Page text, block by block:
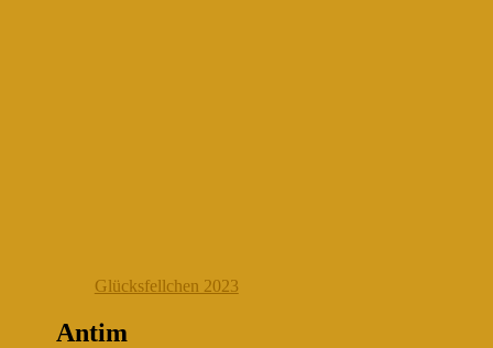
Glücksfellchen 2023
Antim